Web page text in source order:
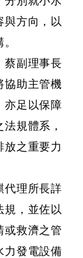
與方向，以
蔡副理事長
協助主管機
亦足以保障
規體系，
放之重要力
代理所長詳
規，並佐以
或救濟之管
力發電設備